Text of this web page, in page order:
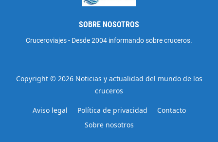
SOBRE NOSOTROS
Cruceroviajes - Desde 2004 informando sobre cruceros.
Copyright © 2026 Noticias y actualidad del mundo de los
cruceros
Aviso legal Política de privacidad
Contacto
Sobre nosotros